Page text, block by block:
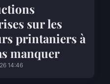
sur les
printaniers à
manquer
14:46